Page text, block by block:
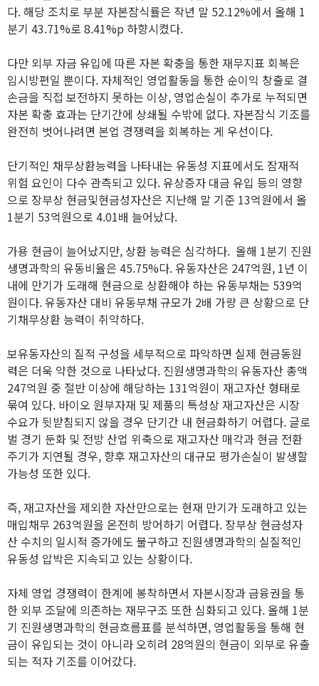
다. 해당 조치로 부분 자본잠식률은 작년 말 52.12%에서 올해 1
분기 43.71%로 8.41%p 하향시켰다.
다만 외부 자금 유입에 따른 자본 확충을 통한 재무지표 회복은
임시방편일 뿐이다. 자체적인 영업활동을 통한 순이익 창출로 결
손금을 직접 보전하지 못하는 이상, 영업손실이 추가로 누적되면
자본 확충 효과는 단기간에 상쇄될 수밖에 없다. 자본잠식 기조를
완전히 벗어나려면 본업 경쟁력을 회복하는 게 우선이다.
단기적인 채무상환능력을 나타내는 유동성 지표에서도 잠재적
위험 요인이 다수 관측되고 있다. 유상증자 대금 유입 등의 영향
으로 장부상 현금및현금성자산은 지난해 말 기준 13억원에서 올
1분기 53억원으로 4.01배 늘어났다.
가용 현금이 늘어났지만, 상환 능력은 심각하다. 올해 1분기 진원
생명과학의 유동비율은 45.75%다. 유동자산은 247억원, 1년 이
내에 만기가 도래해 현금으로 상환해야 하는 유동부채는 539억
원이다. 유동자산 대비 유동부채 규모가 2배 가량 큰 상황으로 단
기채무상환 능력이 취약하다.
보유동자산의 질적 구성을 세부적으로 파악하면 실제 현금동원
력은 더욱 약한 것으로 나타났다. 진원생명과학의 유동자산 총액
247억원 중 절반 이상에 해당하는 131억원이 재고자산 형태로
묶여 있다. 바이오 원부자재 및 제품의 특성상 재고자산은 시장
수요가 뒷받침되지 않을 경우 단기간 내 현금화하기 어렵다. 글로
벌 경기 둔화 및 전방 산업 위축으로 재고자산 매각과 현금 전환
주기가 지연될 경우, 향후 재고자산의 대규모 평가손실이 발생할
가능성 또한 있다.
즉, 재고자산을 제외한 자산만으로는 현재 만기가 도래하고 있는
매입채무 263억원을 온전히 방어하기 어렵다. 장부상 현금성자
산 수치의 일시적 증가에도 불구하고 진원생명과학의 실질적인
유동성 압박은 지속되고 있는 상황이다.
자체 영업 경쟁력이 한계에 봉착하면서 자본시장과 금융권을 통
한 외부 조달에 의존하는 재무구조 또한 심화되고 있다. 올해 1분
기 진원생명과학의 현금흐름표를 분석하면, 영업활동을 통해 현
금이 유입되는 것이 아니라 오히려 28억원의 현금이 외부로 유출
되는 적자 기조를 이어갔다.